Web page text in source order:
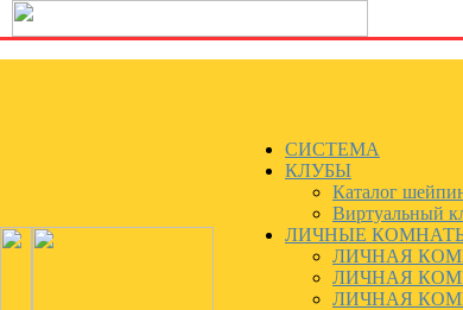
СИСТЕМА
КЛУБЫ
Каталог
Виртуальный
ЛИЧНЫЕ
ЛИЧНАЯ
ЛИЧНАЯ
ЛИЧНАЯ